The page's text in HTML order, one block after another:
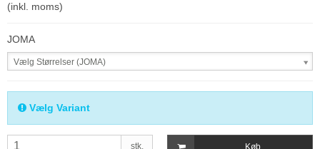
(inkl. moms)
JOMA
Vælg Størrelser (JOMA)
Vælg Variant
stk. Køb